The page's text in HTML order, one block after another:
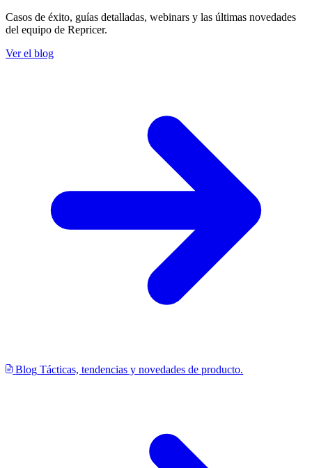
Casos de éxito, guías detalladas, webinars y las últimas novedades
del equipo de Repricer.
Ver el blog
Blog Tácticas, tendencias y novedades de producto.